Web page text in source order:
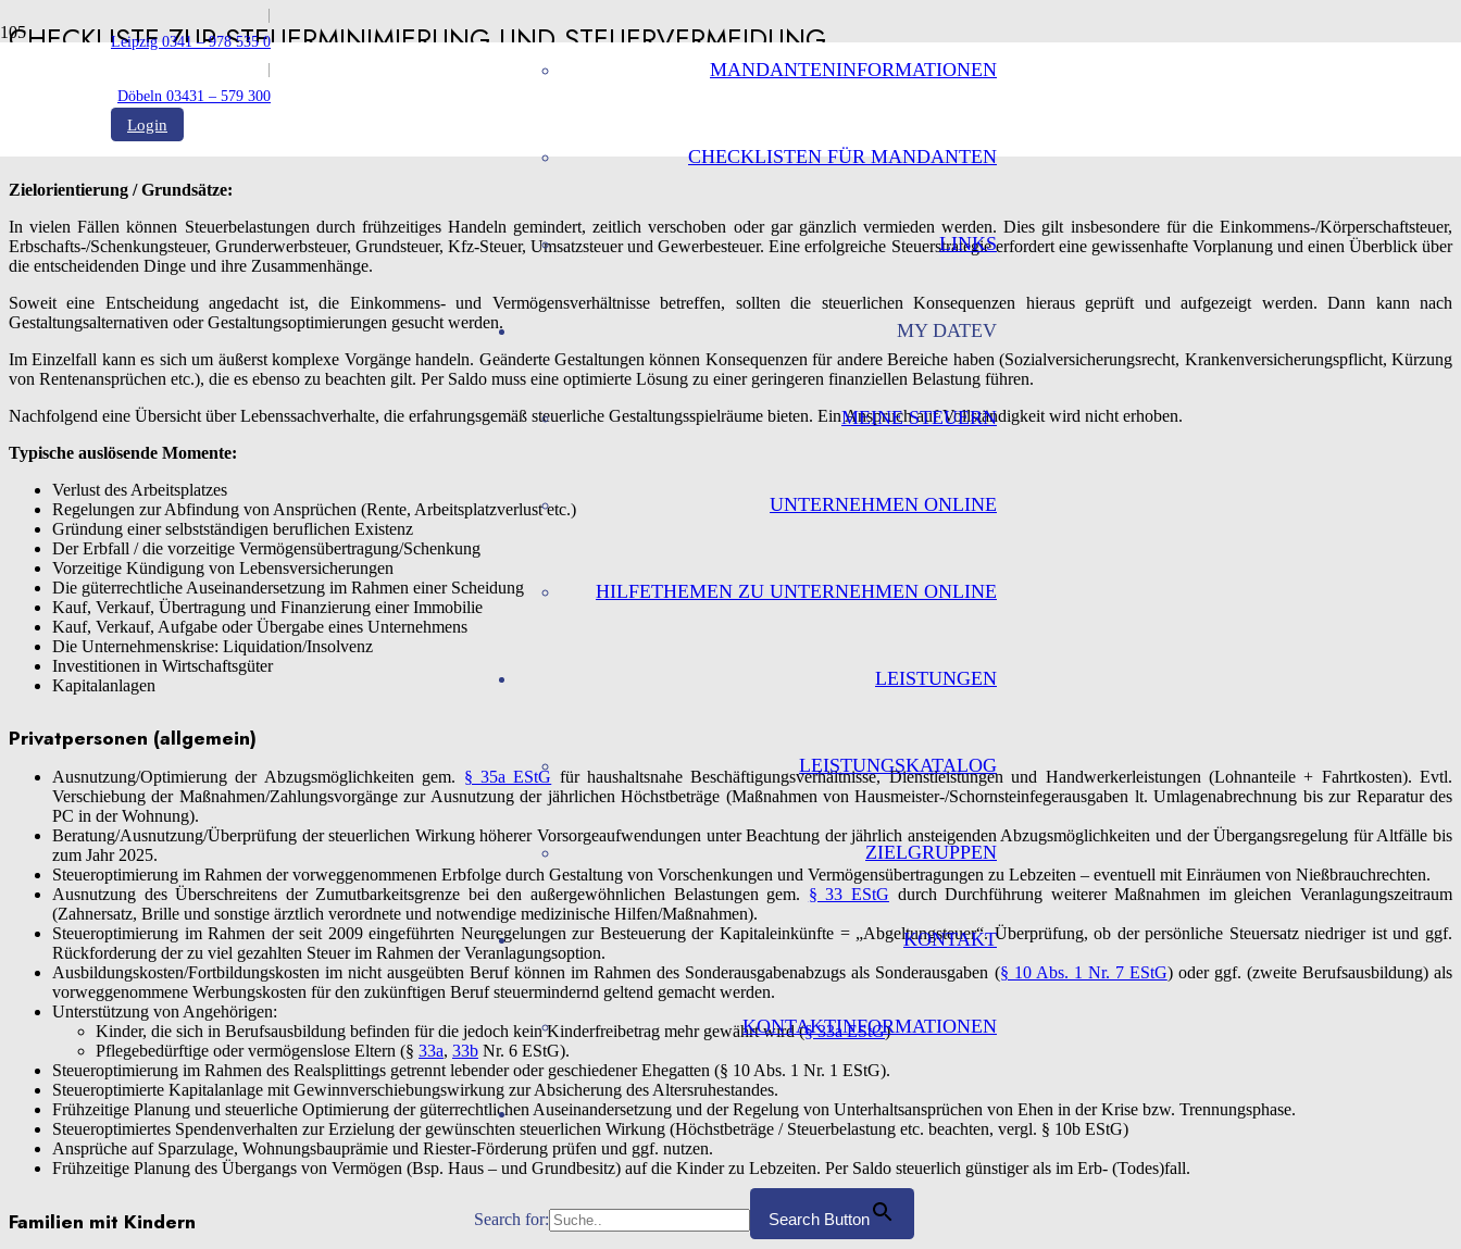
Leipzig 0341 – 978 535 0
Döbeln 03431 – 579 300
Login
MANDANTENINFORMATIONEN
CHECKLISTEN FÜR MANDANTEN
LINKS
MY DATEV
MEINE STEUERN
UNTERNEHMEN ONLINE
HILFETHEMEN ZU UNTERNEHMEN ONLINE
LEISTUNGEN
LEISTUNGSKATALOG
ZIELGRUPPEN
KONTAKT
KONTAKTINFORMATIONEN
Search for: Search Button
CHECKLISTE ZUR STEUERMINIMIERUNG UND STEUERVERMEIDUNG
Zielorientierung / Grundsätze:
In vielen Fällen können Steuerbelastungen durch frühzeitiges Handeln gemindert, zeitlich verschoben oder gar gänzlich vermieden werden. Dies gilt insbesondere für die Einkommens-/Körperschaftsteuer,
Erbschafts-/Schenkungsteuer, Grunderwerbsteuer, Grundsteuer, Kfz-Steuer, Umsatzsteuer und Gewerbesteuer. Eine erfolgreiche Steuerstrategie erfordert eine gewissenhafte Vorplanung und einen Überblick über
die entscheidenden Dinge und ihre Zusammenhänge.
Soweit eine Entscheidung angedacht ist, die Einkommens- und Vermögensverhältnisse betreffen, sollten die steuerlichen Konsequenzen hieraus geprüft und aufgezeigt werden. Dann kann nach
Gestaltungsalternativen oder Gestaltungsoptimierungen gesucht werden.
Im Einzelfall kann es sich um äußerst komplexe Vorgänge handeln. Geänderte Gestaltungen können Konsequenzen für andere Bereiche haben (Sozialversicherungsrecht, Krankenversicherungspflicht, Kürzung
von Rentenansprüchen etc.), die es ebenso zu beachten gilt. Per Saldo muss eine optimierte Lösung zu einer geringeren finanziellen Belastung führen.
Nachfolgend eine Übersicht über Lebenssachverhalte, die erfahrungsgemäß steuerliche Gestaltungsspielräume bieten. Ein Anspruch auf Vollständigkeit wird nicht erhoben.
Typische auslösende Momente:
Verlust des Arbeitsplatzes
Regelungen zur Abfindung von Ansprüchen (Rente, Arbeitsplatzverlust etc.)
Gründung einer selbstständigen beruflichen Existenz
Der Erbfall / die vorzeitige Vermögensübertragung/Schenkung
Vorzeitige Kündigung von Lebensversicherungen
Die güterrechtliche Auseinandersetzung im Rahmen einer Scheidung
Kauf, Verkauf, Übertragung und Finanzierung einer Immobilie
Kauf, Verkauf, Aufgabe oder Übergabe eines Unternehmens
Die Unternehmenskrise: Liquidation/Insolvenz
Investitionen in Wirtschaftsgüter
Kapitalanlagen
Privatpersonen (allgemein)
Ausnutzung/Optimierung der Abzugsmöglichkeiten gem. § 35a EStG für haushaltsnahe Beschäftigungsverhältnisse, Dienstleistungen und Handwerkerleistungen (Lohnanteile + Fahrtkosten). Evtl.
Verschiebung der Maßnahmen/Zahlungsvorgänge zur Ausnutzung der jährlichen Höchstbeträge (Maßnahmen von Hausmeister-/Schornsteinfegerausgaben lt. Umlagenabrechnung bis zur Reparatur des
PC in der Wohnung).
Beratung/Ausnutzung/Überprüfung der steuerlichen Wirkung höherer Vorsorgeaufwendungen unter Beachtung der jährlich ansteigenden Abzugsmöglichkeiten und der Übergangsregelung für Altfälle bis
zum Jahr 2025.
Steueroptimierung im Rahmen der vorweggenommenen Erbfolge durch Gestaltung von Vorschenkungen und Vermögensübertragungen zu Lebzeiten – eventuell mit Einräumen von Nießbrauchrechten.
Ausnutzung des Überschreitens der Zumutbarkeitsgrenze bei den außergewöhnlichen Belastungen gem. § 33 EStG durch Durchführung weiterer Maßnahmen im gleichen Veranlagungszeitraum
(Zahnersatz, Brille und sonstige ärztlich verordnete und notwendige medizinische Hilfen/Maßnahmen).
Steueroptimierung im Rahmen der seit 2009 eingeführten Neuregelungen zur Besteuerung der Kapitaleinkünfte = „Abgeltungsteuer“. Überprüfung, ob der persönliche Steuersatz niedriger ist und ggf.
Rückforderung der zu viel gezahlten Steuer im Rahmen der Veranlagungsoption.
Ausbildungskosten/Fortbildungskosten im nicht ausgeübten Beruf können im Rahmen des Sonderausgabenabzugs als Sonderausgaben (§ 10 Abs. 1 Nr. 7 EStG) oder ggf. (zweite Berufsausbildung) als
vorweggenommene Werbungskosten für den zukünftigen Beruf steuermindernd geltend gemacht werden.
Unterstützung von Angehörigen:
Kinder, die sich in Berufsausbildung befinden für die jedoch kein Kinderfreibetrag mehr gewährt wird (§ 33a EStG)
Pflegebedürftige oder vermögenslose Eltern (§ 33a, 33b Nr. 6 EStG).
Steueroptimierung im Rahmen des Realsplittings getrennt lebender oder geschiedener Ehegatten (§ 10 Abs. 1 Nr. 1 EStG).
Steueroptimierte Kapitalanlage mit Gewinnverschiebungswirkung zur Absicherung des Altersruhestandes.
Frühzeitige Planung und steuerliche Optimierung der güterrechtlichen Auseinandersetzung und der Regelung von Unterhaltsansprüchen von Ehen in der Krise bzw. Trennungsphase.
Steueroptimiertes Spendenverhalten zur Erzielung der gewünschten steuerlichen Wirkung (Höchstbeträge / Steuerbelastung etc. beachten, vergl. § 10b EStG)
Ansprüche auf Sparzulage, Wohnungsbauprämie und Riester-Förderung prüfen und ggf. nutzen.
Frühzeitige Planung des Übergangs von Vermögen (Bsp. Haus – und Grundbesitz) auf die Kinder zu Lebzeiten. Per Saldo steuerlich günstiger als im Erb- (Todes)fall.
Familien mit Kindern